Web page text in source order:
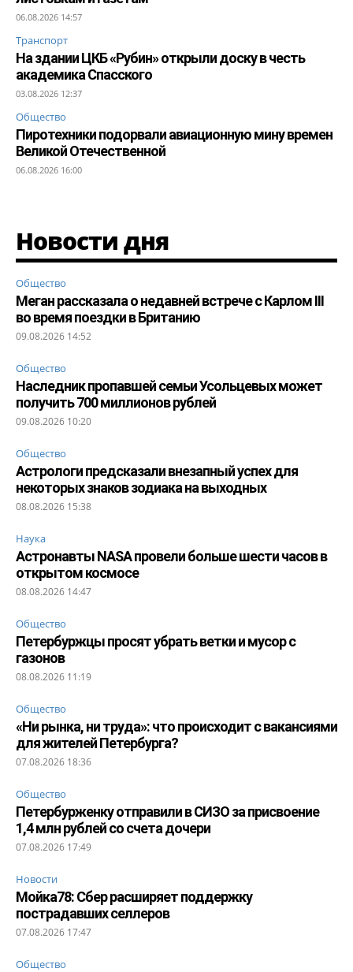
06.08.2026 14:57
Транспорт
На здании ЦКБ «Рубин» открыли доску в честь
академика Спасского
03.08.2026 12:37
Общество
Пиротехники подорвали авиационную мину времен
Великой Отечественной
06.08.2026 16:00
Новости дня
Общество
Меган рассказала о недавней встрече с Карлом III
во время поездки в Британию
09.08.2026 14:52
Общество
Наследник пропавшей семьи Усольцевых может
получить 700 миллионов рублей
09.08.2026 10:20
Общество
Астрологи предсказали внезапный успех для
некоторых знаков зодиака на выходных
08.08.2026 15:38
Наука
Астронавты NASA провели больше шести часов в
открытом космосе
08.08.2026 14:47
Общество
Петербуржцы просят убрать ветки и мусор с
газонов
08.08.2026 11:19
Общество
«Ни рынка, ни труда»: что происходит с вакансиями
для жителей Петербурга?
07.08.2026 18:36
Общество
Петербурженку отправили в СИЗО за присвоение
1,4 млн рублей со счета дочери
07.08.2026 17:49
Новости
Мойка78: Сбер расширяет поддержку
пострадавших селлеров
07.08.2026 17:47
Общество